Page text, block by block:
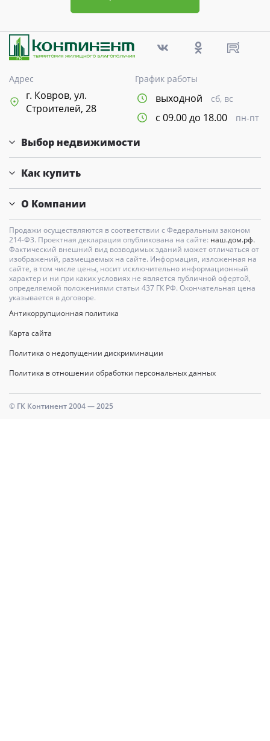
Адрес
г. Ковров, ул.
Строителей, 28
График работы
выходной сб, вс
с 09.00 до 18.00 пн-пт
Выбор недвижимости
Как купить
О Компании
Продажи осуществляются в соответствии с Федеральным законом
214-Ф3. Проектная декларация опубликована на сайте: наш.дом.рф.
Фактический внешний вид возводимых зданий может отличаться от
изображений, размещаемых на сайте. Информация, изложенная на
сайте, в том числе цены, носит исключительно информационный
характер и ни при каких условиях не является публичной офертой,
определяемой положениями статьи 437 ГК РФ. Окончательная цена
указывается в договоре.
Антикоррупционная политика
Карта сайта
Политика о недопущении дискриминации
Политика в отношении обработки персональных данных
© ГК Континент 2004 — 2025